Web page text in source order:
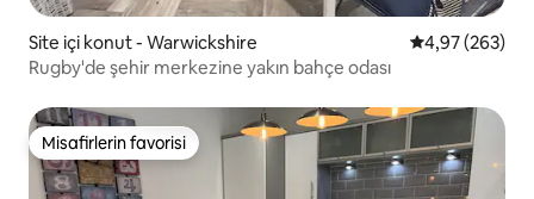
Site içi konut - Warwickshire 5 üzerinden
4,97 (263)
Rugby'de şehir merkezine yakın bahçe odası
Misafirlerin favorisi
Misafirlerin favorisi